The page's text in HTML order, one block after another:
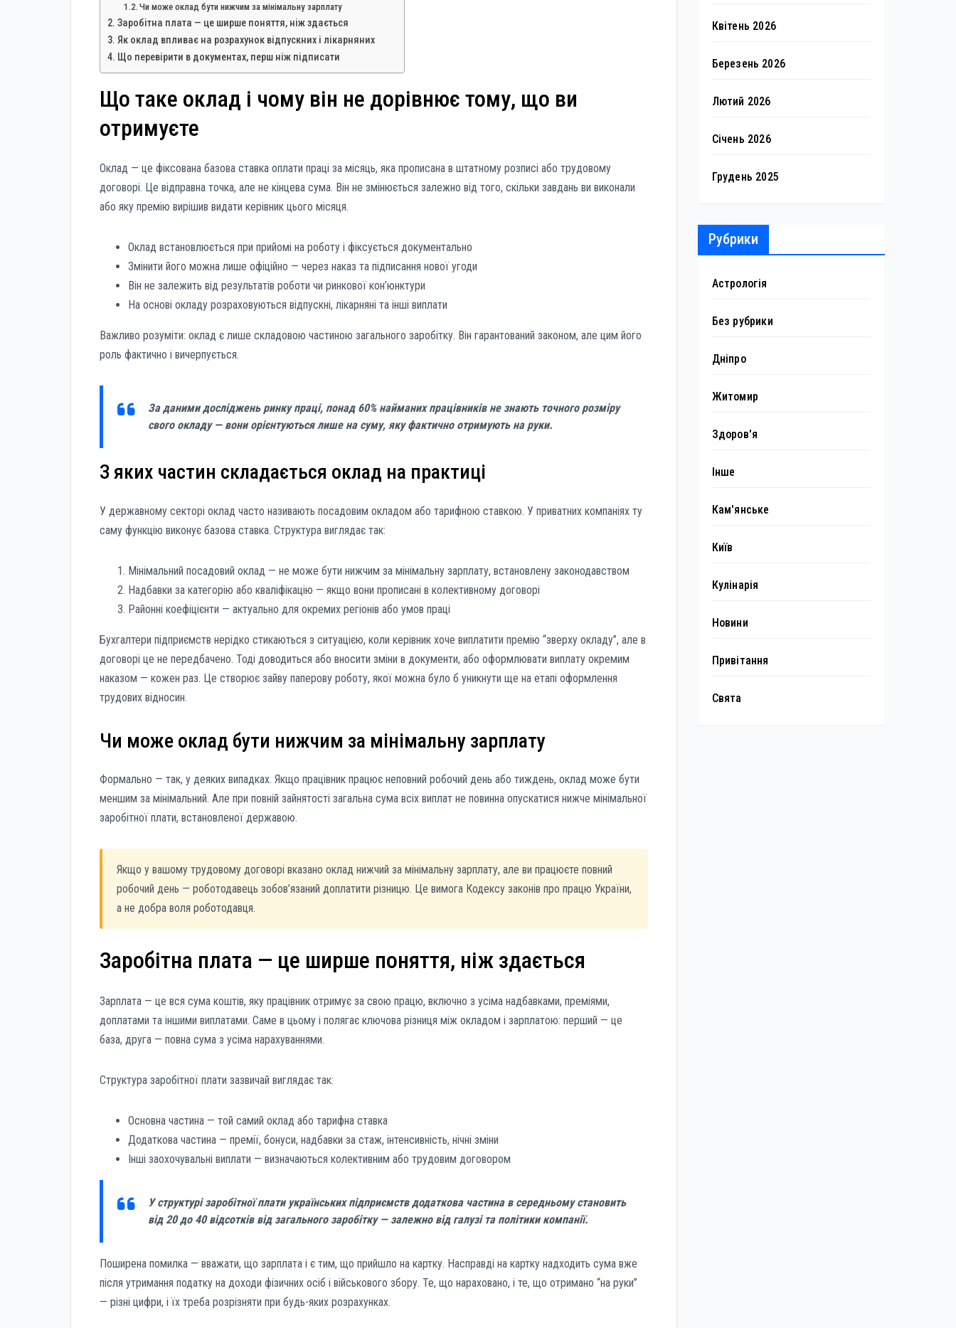
Чи може оклад бути нижчим за мінімальну зарплату
Заробітна плата — це ширше поняття, ніж здається
Як оклад впливає на розрахунок відпускних і лікарняних
Що перевірити в документах, перш ніж підписати
Що таке оклад і чому він не дорівнює тому, що ви
отримуєте
Оклад — це фіксована базова ставка оплати праці за місяць, яка прописана в штатному розписі або трудовому
договорі. Це відправна точка, але не кінцева сума. Він не змінюється залежно від того, скільки завдань ви виконали
або яку премію вирішив видати керівник цього місяця.
Оклад встановлюється при прийомі на роботу і фіксується документально
Змінити його можна лише офіційно — через наказ та підписання нової угоди
Він не залежить від результатів роботи чи ринкової кон’юнктури
На основі окладу розраховуються відпускні, лікарняні та інші виплати
Важливо розуміти: оклад є лише складовою частиною загального заробітку. Він гарантований законом, але цим його
роль фактично і вичерпується.
За даними досліджень ринку праці, понад 60% найманих працівників не знають точного розміру
свого окладу — вони орієнтуються лише на суму, яку фактично отримують на руки.
З яких частин складається оклад на практиці
У державному секторі оклад часто називають посадовим окладом або тарифною ставкою. У приватних компаніях ту
саму функцію виконує базова ставка. Структура виглядає так:
Мінімальний посадовий оклад — не може бути нижчим за мінімальну зарплату, встановлену законодавством
Надбавки за категорію або кваліфікацію — якщо вони прописані в колективному договорі
Районні коефіцієнти — актуально для окремих регіонів або умов праці
Бухгалтери підприємств нерідко стикаються з ситуацією, коли керівник хоче виплатити премію “зверху окладу”, але в
договорі це не передбачено. Тоді доводиться або вносити зміни в документи, або оформлювати виплату окремим
наказом — кожен раз. Це створює зайву паперову роботу, якої можна було б уникнути ще на етапі оформлення
трудових відносин.
Чи може оклад бути нижчим за мінімальну зарплату
Формально — так, у деяких випадках. Якщо працівник працює неповний робочий день або тиждень, оклад може бути
меншим за мінімальний. Але при повній зайнятості загальна сума всіх виплат не повинна опускатися нижче мінімальної
заробітної плати, встановленої державою.
Якщо у вашому трудовому договорі вказано оклад нижчий за мінімальну зарплату, але ви працюєте повний
робочий день — роботодавець зобов’язаний доплатити різницю. Це вимога Кодексу законів про працю України,
а не добра воля роботодавця.
Заробітна плата — це ширше поняття, ніж здається
Зарплата — це вся сума коштів, яку працівник отримує за свою працю, включно з усіма надбавками, преміями,
доплатами та іншими виплатами. Саме в цьому і полягає ключова різниця між окладом і зарплатою: перший — це
база, друга — повна сума з усіма нарахуваннями.
Структура заробітної плати зазвичай виглядає так:
Основна частина — той самий оклад або тарифна ставка
Додаткова частина — премії, бонуси, надбавки за стаж, інтенсивність, нічні зміни
Інші заохочувальні виплати — визначаються колективним або трудовим договором
У структурі заробітної плати українських підприємств додаткова частина в середньому становить
від 20 до 40 відсотків від загального заробітку — залежно від галузі та політики компанії.
Поширена помилка — вважати, що зарплата і є тим, що прийшло на картку. Насправді на картку надходить сума вже
після утримання податку на доходи фізичних осіб і військового збору. Те, що нараховано, і те, що отримано “на руки”
— різні цифри, і їх треба розрізняти при будь-яких розрахунках.
Квітень 2026
Березень 2026
Лютий 2026
Січень 2026
Грудень 2025
Рубрики
Астрологія
Без рубрики
Дніпро
Житомир
Здоров'я
Інше
Кам'янське
Київ
Кулінарія
Новини
Привітання
Свята